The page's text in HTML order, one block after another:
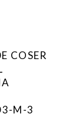
COSER
M-3